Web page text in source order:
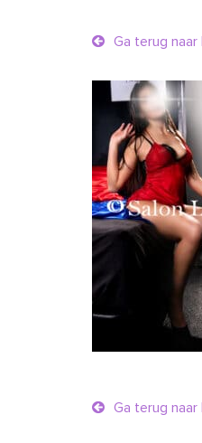
Ga terug
Ga terug